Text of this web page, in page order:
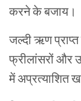
करने के बजाय।
जल्दी ऋण प्राप्त
फ्रीलांसरों और
में अप्रत्याशित